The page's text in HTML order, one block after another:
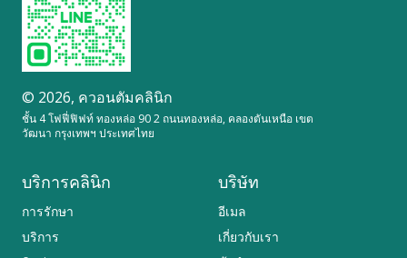
© 2026, ควอนตัมคลินิก
ชั้น 4 โฟฟี่ฟิฟท์ ทองหล่อ 90 2 ถนนทองหล่อ, คลองตันเหนือ เขต
วัฒนา กรุงเทพฯ ประเทศไทย
บริการคลินิก
การรักษา
บริการ
บริษัท
อีเมล
เกี่ยวกับเรา